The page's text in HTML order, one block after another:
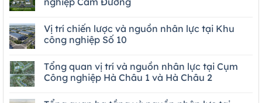
Vị trí chiến lược và nguồn nhân lực tại Khu
công nghiệp Số 10
Tổng quan vị trí và nguồn nhân lực tại Cụm
Công nghiệp Hà Châu 1 và Hà Châu 2